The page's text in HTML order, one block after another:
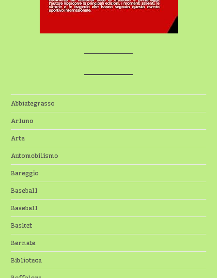
Abbiategrasso
Arluno
Arte
Automobilismo
Bareggio
Baseball
Baseball
Basket
Bernate
Biblioteca